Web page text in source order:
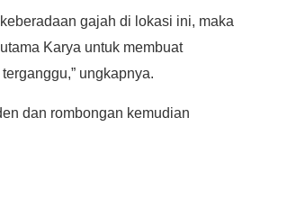
gajah di lokasi ini, maka
Karya untuk membuat
ungkapnya.
dan rombongan kemudian